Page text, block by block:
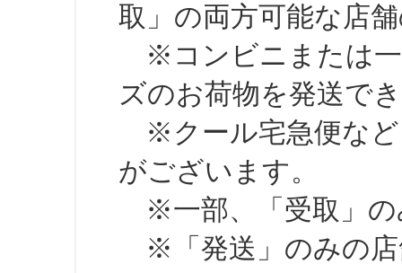
取」の両方可能な店
※コンビニまたは一
ズのお荷物を発送で
※クール宅急便など
がございます。
※一部、「受取」の
※「発送」のみの店